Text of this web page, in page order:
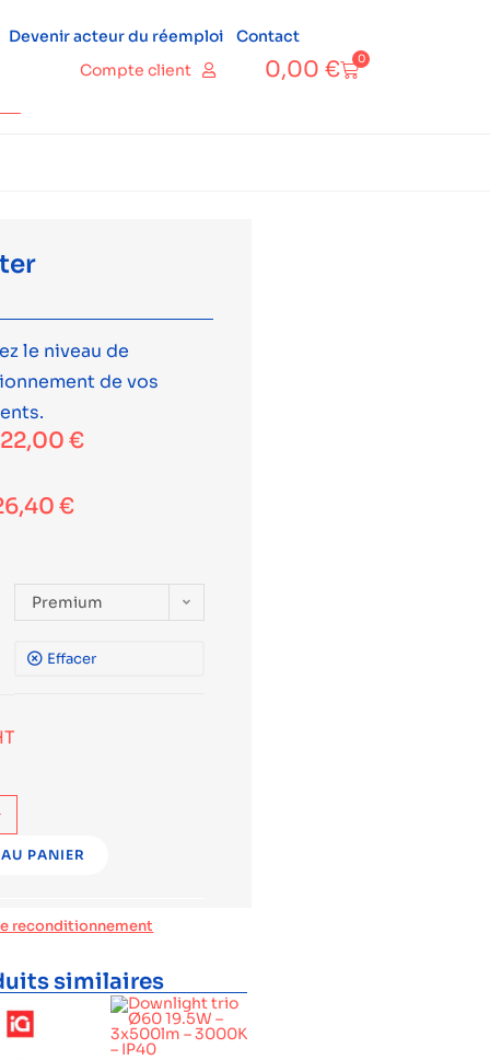
Devenir acteur du réemploi
Contact
Compte client 0,00 € 0
le niveau de
de vos
22,00€
€
Premium
Effacer
PANIER
reconditionnement
similaires